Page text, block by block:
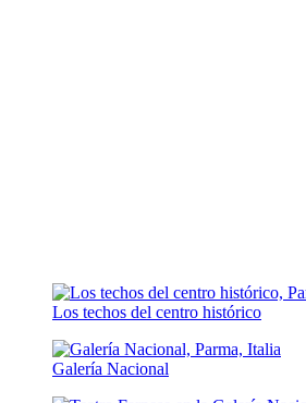
Los techos del centro histórico
Galería Nacional